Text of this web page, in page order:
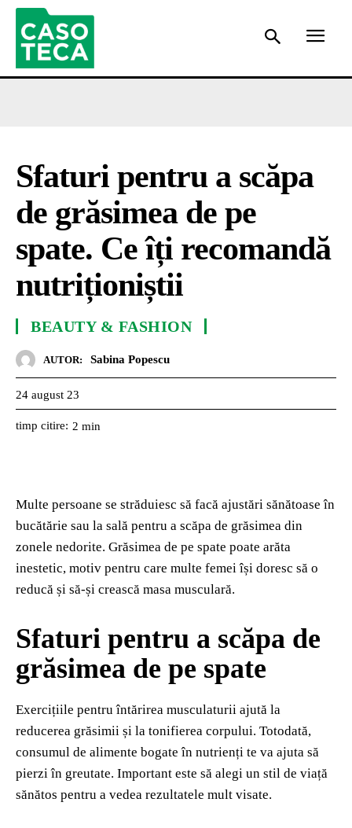
Sfaturi pentru a scăpa
de grăsimea de pe
spate. Ce îți recomandă
nutriționiștii
BEAUTY & FASHION
AUTOR: Sabina Popescu
24 august 23
timp citire: 2 min
Multe persoane se străduiesc să facă ajustări sănătoase în
bucătărie sau la sală pentru a scăpa de grăsimea din
zonele nedorite. Grăsimea de pe spate poate arăta
inestetic, motiv pentru care multe femei își doresc să o
reducă și să-și crească masa musculară.
Sfaturi pentru a scăpa de
grăsimea de pe spate
Exercițiile pentru întărirea musculaturii ajută la
reducerea grăsimii și la tonifierea corpului. Totodată,
consumul de alimente bogate în nutrienți te va ajuta să
pierzi în greutate. Important este să alegi un stil de viață
sănătos pentru a vedea rezultatele mult visate.